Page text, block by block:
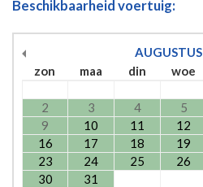
Beschikbaarheid voertuig:
AUGUSTUS
zon
maa din woe
2
3 4 5
9
10 11 12
16
17 18 19
23
24 25 26
30
31